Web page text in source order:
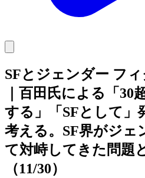
SFとジェンダー フ
｜百田氏による「30
する」「SFとして」
考える。SF界がジェ
て対峙してきた問題
（11/30）